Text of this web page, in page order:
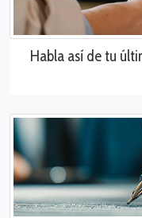
Habla así de tu